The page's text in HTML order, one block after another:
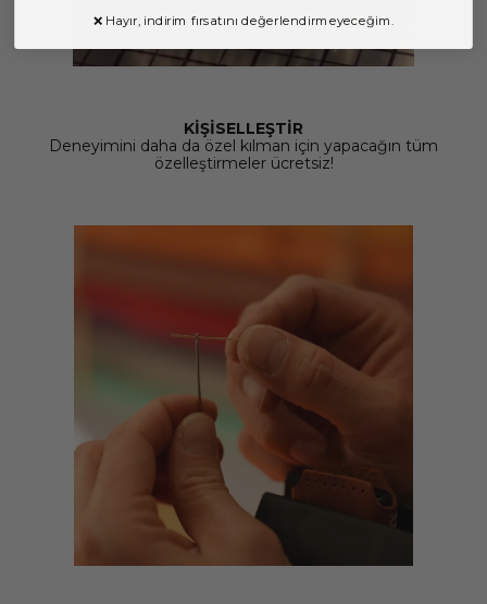
KİŞİSELLEŞTİR
Deneyimini daha da özel kılman için yapacağın tüm
özelleştirmeler ücretsiz!
❌ Hayır, indirim fırsatını değerlendirmeyeceğim.